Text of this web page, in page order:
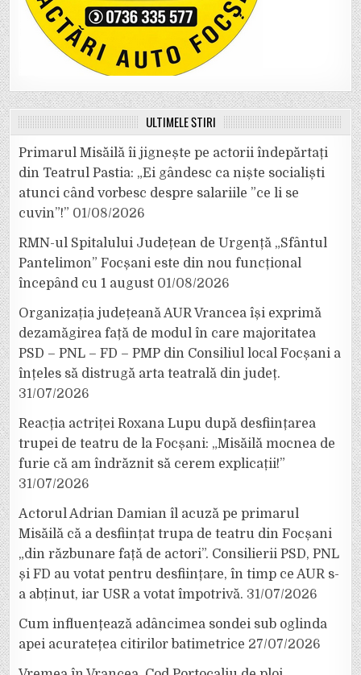
ULTIMELE ȘTIRI
Primarul Misăilă îi jignește pe actorii îndepărtați
din Teatrul Pastia: „Ei gândesc ca niște socialiști
atunci când vorbesc despre salariile ”ce li se
cuvin”!” 01/08/2026
RMN-ul Spitalului Județean de Urgență „Sfântul
Pantelimon” Focșani este din nou funcțional
începând cu 1 august 01/08/2026
Organizația județeană AUR Vrancea își exprimă
dezamăgirea față de modul în care majoritatea
PSD – PNL – FD – PMP din Consiliul local Focșani a
înțeles să distrugă arta teatrală din județ.
31/07/2026
Reacția actriței Roxana Lupu după desființarea
trupei de teatru de la Focșani: „Misăilă mocnea de
furie că am îndrăznit să cerem explicații!”
31/07/2026
Actorul Adrian Damian îl acuză pe primarul
Misăilă că a desființat trupa de teatru din Focșani
„din răzbunare față de actori”. Consilierii PSD, PNL
și FD au votat pentru desființare, în timp ce AUR s-
a abținut, iar USR a votat împotrivă. 31/07/2026
Cum influențează adâncimea sondei sub oglinda
apei acuratețea citirilor batimetrice 27/07/2026